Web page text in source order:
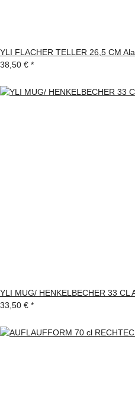
YLI FLACHER TELLER 26,5 CM
38,50 € *
YLI MUG/ HENKELBECHER 33 CL
33,50 € *